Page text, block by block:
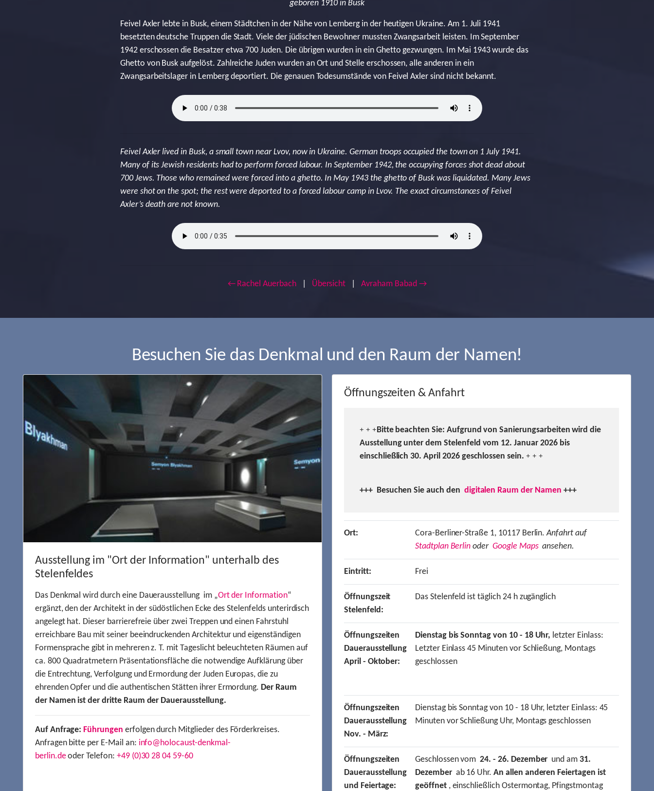
geboren 1910 in Busk
Feivel Axler lebte in Busk, einem Städtchen in der Nähe von Lemberg in der heutigen Ukraine. Am 1. Juli 1941
besetzten deutsche Truppen die Stadt. Viele der jüdischen Bewohner mussten Zwangsarbeit leisten. Im September
1942 erschossen die Besatzer etwa 700 Juden. Die übrigen wurden in ein Ghetto gezwungen. Im Mai 1943 wurde das
Ghetto von Busk aufgelöst. Zahlreiche Juden wurden an Ort und Stelle erschossen, alle anderen in ein
Zwangsarbeitslager in Lemberg deportiert. Die genauen Todesumstände von Feivel Axler sind nicht bekannt.
Feivel Axler lived in Busk, a small town near Lvov, now in Ukraine. German troops occupied the town on 1 July 1941.
Many of its Jewish residents had to perform forced labour. In September 1942, the occupying forces shot dead about
700 Jews. Those who remained were forced into a ghetto. In May 1943 the ghetto of Busk was liquidated. Many Jews
were shot on the spot; the rest were deported to a forced labour camp in Lvov. The exact circumstances of Feivel
Axler’s death are not known.
← Rachel Auerbach Übersicht Avraham Babad →
Besuchen Sie das Denkmal und den Raum der Namen!
Ausstellung im "Ort der Information" unterhalb des
Stelenfeldes
Das Denkmal wird durch eine Dauerausstellung im „Ort der Information“
ergänzt, den der Architekt in der südöstlichen Ecke des Stelenfelds unterirdisch
angelegt hat. Dieser barrierefreie über zwei Treppen und einen Fahrstuhl
erreichbare Bau mit seiner beeindruckenden Architektur und eigenständigen
Formensprache gibt in mehreren z. T. mit Tageslicht beleuchteten Räumen auf
ca. 800 Quadratmetern Präsentationsfläche die notwendige Aufklärung über
die Entrechtung, Verfolgung und Ermordung der Juden Europas, die zu
ehrenden Opfer und die authentischen Stätten ihrer Ermordung. Der Raum
der Namen ist der dritte Raum der Dauerausstellung.
Auf Anfrage: Führungen erfolgen durch Mitglieder des Förderkreises.
Anfragen bitte per E-Mail an: info@holocaust-denkmal-
berlin.deoder Telefon: +49 (0)30 28 04 59-60
Öffnungszeiten & Anfahrt
+ + +Bitte beachten Sie: Aufgrund von Sanierungsarbeiten wird die
Ausstellung unter dem Stelenfeld vom 12. Januar 2026 bis
einschließlich 30. April 2026 geschlossen sein. + + +
+++ Besuchen Sie auch den digitalen Raum der Namen +++
Ort: Cora-Berliner-Straße 1, 10117 Berlin.Anfahrt auf
Stadtplan Berlin oder Google Mapsansehen.
Eintritt: Frei
Öffnungszeit
Stelenfeld:
Das Stelenfeld ist täglich 24 h zugänglich
Öffnungszeiten
Dauerausstellung
April - Oktober:
Dienstag bis Sonntag von 10 - 18 Uhr, letzter Einlass:
Letzter Einlass 45 Minuten vor Schließung, Montags
geschlossen
Öffnungszeiten
Dauerausstellung
Nov. - März:
Dienstag bis Sonntag von 10 - 18 Uhr, letzter Einlass: 45
Minuten vor Schließung Uhr, Montags geschlossen
Öffnungszeiten
Dauerausstellung
und Feiertage:
Geschlossen vom24. - 26. Dezember und am31.
Dezemberab 16 Uhr.An allen anderen Feiertagen ist
geöffnet, einschließlich Ostermontag, Pfingstmontag